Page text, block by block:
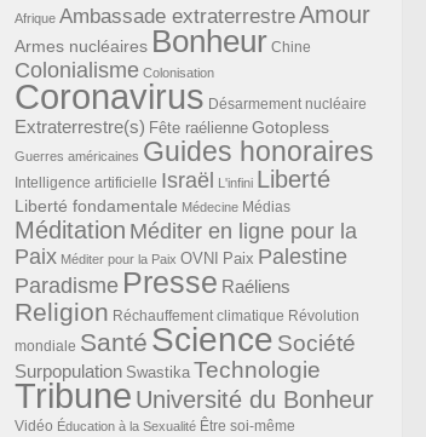
Afrique Ambassade extraterrestreAmour
Armes nucléaires Bonheur Chine
Colonialisme Colonisation
Coronavirus Désarmement nucléaire
Extraterrestre(s) Fête raélienne Gotopless
Guerres américaines Guides honoraires
Intelligence artificielle Israël L'infini Liberté
Liberté fondamentale Médecine Médias
Méditation Méditer en ligne pour la
Paix Méditer pour la Paix OVNI Paix Palestine
Paradisme Presse Raéliens
Religion Réchauffement climatique Révolution
mondiale Santé Science Société
Surpopulation Swastika Technologie
Tribune Université du Bonheur
Vidéo Éducation à la Sexualité Être soi-même